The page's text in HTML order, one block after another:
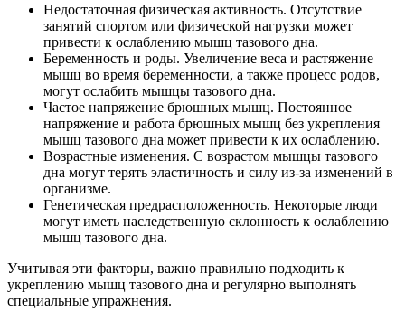
Недостаточная физическая активность. Отсутствие
занятий спортом или физической нагрузки может
привести к ослаблению мышц тазового дна.
Беременность и роды. Увеличение веса и растяжение
мышц во время беременности, а также процесс родов,
могут ослабить мышцы тазового дна.
Частое напряжение брюшных мышц. Постоянное
напряжение и работа брюшных мышц без укрепления
мышц тазового дна может привести к их ослаблению.
Возрастные изменения. С возрастом мышцы тазового
дна могут терять эластичность и силу из-за изменений в
организме.
Генетическая предрасположенность. Некоторые люди
могут иметь наследственную склонность к ослаблению
мышц тазового дна.
Учитывая эти факторы, важно правильно подходить к
укреплению мышц тазового дна и регулярно выполнять
специальные упражнения.